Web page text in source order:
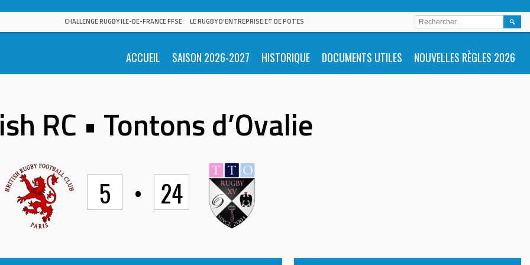
CHALLENGE RUGBY ILE-DE-FRANCE FFSE LE RUGBY D'ENTREPRISE ET DE POTES
ACCUEIL SAISON 2026-2027 HISTORIQUE DOCUMENTS UTILES NOUVELLES RÈGLES 2026
RC • Tontons d’Ovalie
5 • 24